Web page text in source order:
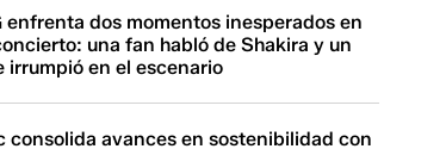
enfrenta dos momentos inesperados en
una fan habló de Shakira y un
irrumpió en el escenario
consolida avances en sostenibilidad con